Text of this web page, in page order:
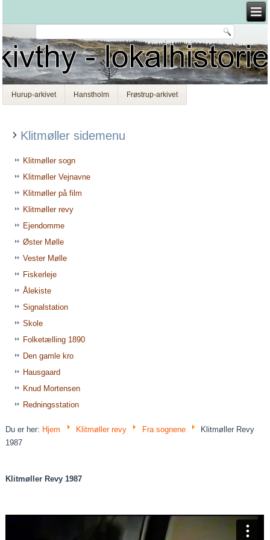
Hurup-arkivet Hanstholm Frøstrup-arkivet
Klitmøller sidemenu
Klitmøller sogn
Klitmøller Vejnavne
Klitmøller på film
Klitmøller revy
Ejendomme
Øster Mølle
Vester Mølle
Fiskerleje
Ålekiste
Signalstation
Skole
Folketælling 1890
Den gamle kro
Hausgaard
Knud Mortensen
Redningsstation
Du er her: Hjem Klitmøller revy Fra sognene
Klitmøller Revy
1987
Klitmøller Revy 1987